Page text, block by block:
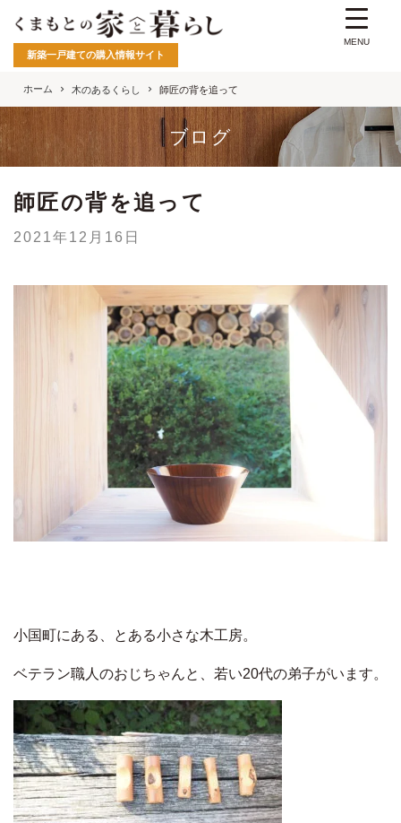
新築一戸建ての購入情報サイト
ホーム 木のあるくらし 師匠の背を追って
ブログ
師匠の背を追って
2021年12月16日
小国町にある、とある小さな木工房。
ベテラン職人のおじちゃんと、若い20代の弟子がいます。
MENU